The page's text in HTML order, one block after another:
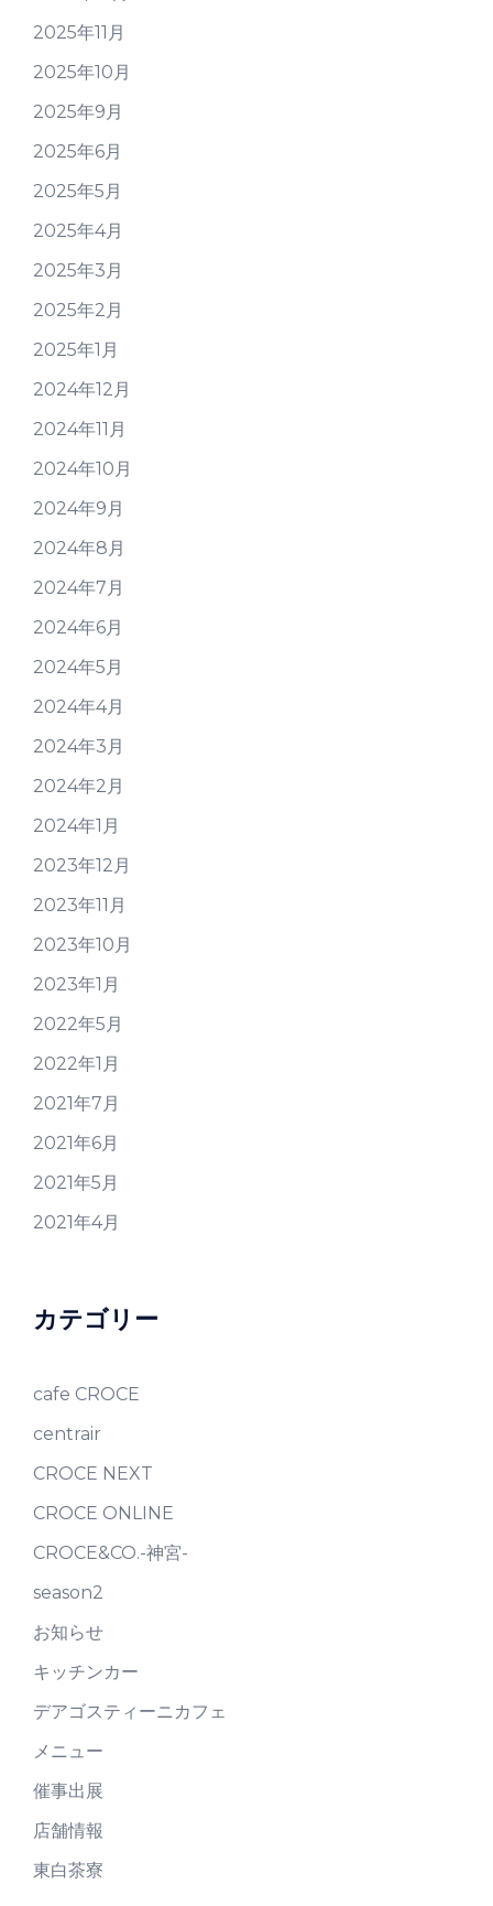
2025年11月
2025年10月
2025年9月
2025年6月
2025年5月
2025年4月
2025年3月
2025年2月
2025年1月
2024年12月
2024年11月
2024年10月
2024年9月
2024年8月
2024年7月
2024年6月
2024年5月
2024年4月
2024年3月
2024年2月
2024年1月
2023年12月
2023年11月
2023年10月
2023年1月
2022年5月
2022年1月
2021年7月
2021年6月
2021年5月
2021年4月
カテゴリー
cafe CROCE
centrair
CROCE NEXT
CROCE ONLINE
CROCE&CO.-神宮-
season2
お知らせ
キッチンカー
デアゴスティーニカフェ
メニュー
催事出展
店舗情報
東白茶寮